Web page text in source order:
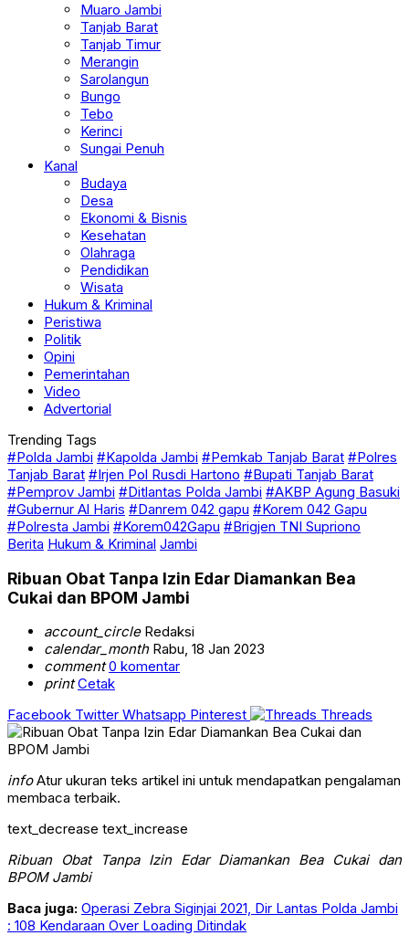
Muaro Jambi
Tanjab Barat
Tanjab Timur
Merangin
Sarolangun
Bungo
Tebo
Kerinci
Sungai Penuh
Kanal
Budaya
Desa
Ekonomi & Bisnis
Kesehatan
Olahraga
Pendidikan
Wisata
Hukum & Kriminal
Peristiwa
Politik
Opini
Pemerintahan
Video
Advertorial
Trending Tags
#Polda Jambi #Kapolda Jambi #Pemkab Tanjab Barat #Polres
Tanjab Barat #Irjen Pol Rusdi Hartono #Bupati Tanjab Barat
#Pemprov Jambi #Ditlantas Polda Jambi #AKBP Agung Basuki
#Gubernur Al Haris #Danrem 042 gapu #Korem 042 Gapu
#Polresta Jambi #Korem042Gapu #Brigjen TNI Supriono
Berita Hukum & Kriminal Jambi
Ribuan Obat Tanpa Izin Edar Diamankan Bea
Cukai dan BPOM Jambi
account_circleRedaksi
calendar_monthRabu, 18 Jan 2023
comment 0 komentar
print Cetak
Facebook Twitter Whatsapp Pinterest Threads
infoAtur ukuran teks artikel ini untuk mendapatkan pengalaman
membaca terbaik.
text_decrease text_increase
Ribuan Obat Tanpa Izin Edar Diamankan Bea Cukai dan
BPOM Jambi
Baca juga: Operasi Zebra Siginjai 2021, Dir Lantas Polda Jambi
: 108 Kendaraan Over Loading Ditindak